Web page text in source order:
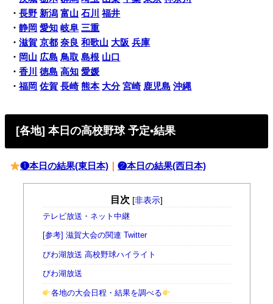
・長野 新潟 富山 石川
福井
・静岡 愛知 岐阜 三重
・滋賀 京都 奈良 和歌山 大阪 兵庫
・ 岡山 広島 鳥取 島根 山口
・香川 徳島 高知 愛媛
・福岡 佐賀 長崎 熊本 大分 宮崎 鹿児島 沖縄
[各地] 本日の高校野球 予定•結果
❶本日の結果(東日本) ｜❷本日の結果(西日本)
目次 [非表示]
テレビ放送・ネット中継
[参考] 滋賀大会の関連 Twitter
びわ湖放送 高校野球ハイライト
びわ湖放送
各地の大会日程・結果を調べる